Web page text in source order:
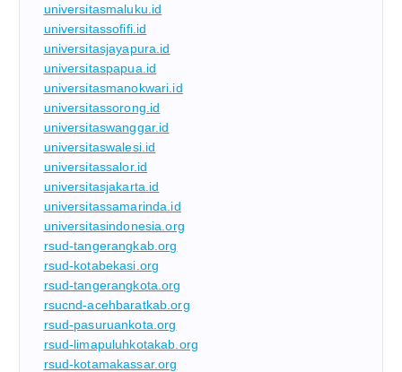
universitasmaluku.id
universitassofifi.id
universitasjayapura.id
universitaspapua.id
universitasmanokwari.id
universitassorong.id
universitaswanggar.id
universitaswalesi.id
universitassalor.id
universitasjakarta.id
universitassamarinda.id
universitasindonesia.org
rsud-tangerangkab.org
rsud-kotabekasi.org
rsud-tangerangkota.org
rsucnd-acehbaratkab.org
rsud-pasuruankota.org
rsud-limapuluhkotakab.org
rsud-kotamakassar.org